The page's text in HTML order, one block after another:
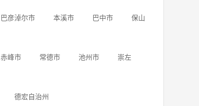
巴彦淖尔市 本溪市 巴中市
保山
赤峰市 常德市 池州市
崇左
德宏自治州